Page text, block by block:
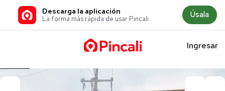
Descarga la aplicación
La forma más rápida de usar Pincali Úsala
Ingresar